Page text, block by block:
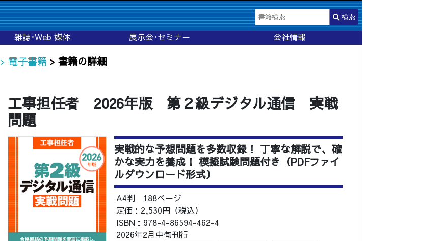
検索
雑誌･Web 媒体 展示会･セミナー 会社情報
> 電子書籍 > 書籍の詳細
工事担任者 2026年版 第２級デジタル通信 実戦
問題
実戦的な予想問題を多数収録！ 丁寧な解説で、確
かな実力を養成！ 模擬試験問題付き（PDFファイ
ルダウンロード形式）
A4判 188ページ
定価：2,530円（税込）
ISBN：978-4-86594-462-4
2026年2月中旬刊行